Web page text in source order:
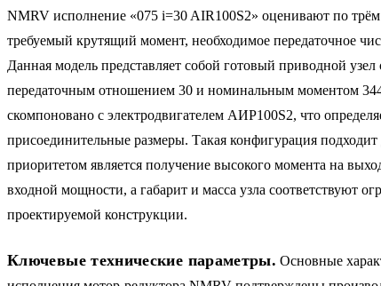
NMRV исполнение «075 i=30 AIR100S2» оценивают по
требуемый крутящий момент, необходимое передаточное
Данная модель представляет собой готовый приводной
передаточным отношением 30 и номинальным моментом
скомпоновано с электродвигателем АИР100S2, что
присоединительные размеры. Такая конфигурация подходит
приоритетом является получение высокого момента на
входной мощности, а габарит и масса узла соответствуют
проектируемой конструкции.
Ключевые технические параметры. Основные